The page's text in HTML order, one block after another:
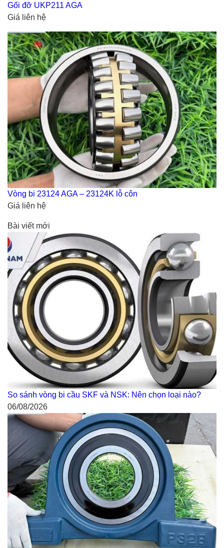
Gối đỡ UKP211 AGA
Giá liên hệ
Vòng bi 23124 AGA – 23124K lỗ côn
Giá liên hệ
Bài viết mới
So sánh vòng bi cầu SKF và NSK: Nên chọn loại nào?
06/08/2026